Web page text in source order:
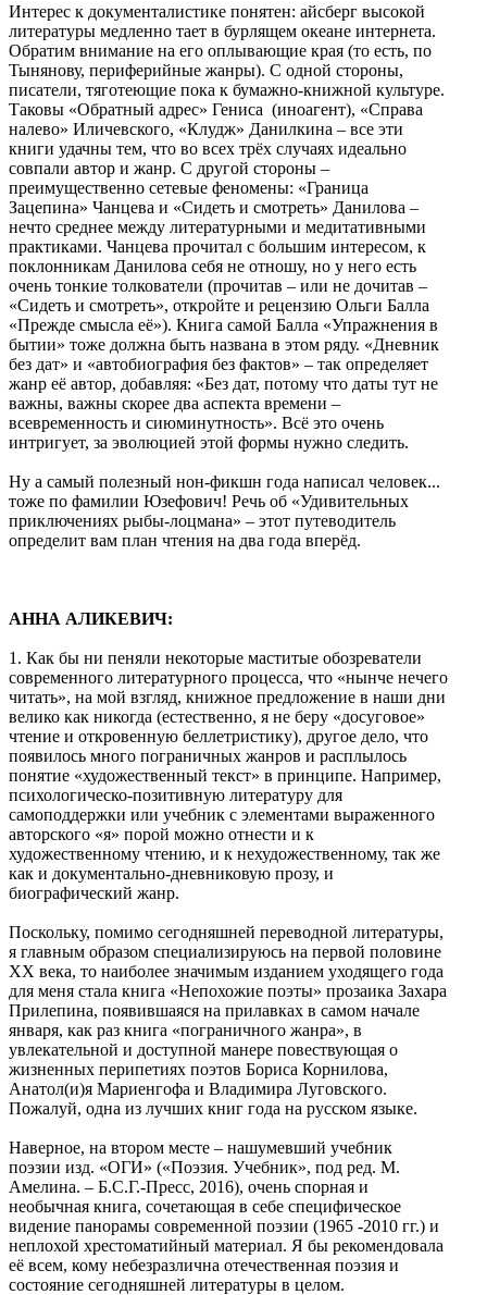
Интерес к документалистике понятен: айсберг высокой
литературы медленно тает в бурлящем океане интернета.
Обратим внимание на его оплывающие края (то есть, по
Тынянову, периферийные жанры). С одной стороны,
писатели, тяготеющие пока к бумажно-книжной культуре.
Таковы «Обратный адрес» Гениса (иноагент), «Справа
налево» Иличевского, «Клудж» Данилкина – все эти
книги удачны тем, что во всех трёх случаях идеально
совпали автор и жанр. С другой стороны –
преимущественно сетевые феномены: «Граница
Зацепина» Чанцева и «Сидеть и смотреть» Данилова –
нечто среднее между литературными и медитативными
практиками. Чанцева прочитал с большим интересом, к
поклонникам Данилова себя не отношу, но у него есть
очень тонкие толкователи (прочитав – или не дочитав –
«Сидеть и смотреть», откройте и рецензию Ольги Балла
«Прежде смысла её»). Книга самой Балла «Упражнения в
бытии» тоже должна быть названа в этом ряду. «Дневник
без дат» и «автобиография без фактов» – так определяет
жанр её автор, добавляя: «Без дат, потому что даты тут не
важны, важны скорее два аспекта времени –
всевременность и сиюминутность». Всё это очень
интригует, за эволюцией этой формы нужно следить.
Ну а самый полезный нон-фикшн года написал человек...
тоже по фамилии Юзефович! Речь об «Удивительных
приключениях рыбы-лоцмана» – этот путеводитель
определит вам план чтения на два года вперёд.
АННА АЛИКЕВИЧ:
1. Как бы ни пеняли некоторые маститые обозреватели
современного литературного процесса, что «нынче нечего
читать», на мой взгляд, книжное предложение в наши дни
велико как никогда (естественно, я не беру «досуговое»
чтение и откровенную беллетристику), другое дело, что
появилось много пограничных жанров и расплылось
понятие «художественный текст» в принципе. Например,
психологическо-позитивную литературу для
самоподдержки или учебник с элементами выраженного
авторского «я» порой можно отнести и к
художественному чтению, и к нехудожественному, так же
как и документально-дневниковую прозу, и
биографический жанр.
Поскольку, помимо сегодняшней переводной литературы,
я главным образом специализируюсь на первой половине
XX века, то наиболее значимым изданием уходящего года
для меня стала книга «Непохожие поэты» прозаика Захара
Прилепина, появившаяся на прилавках в самом начале
января, как раз книга «пограничного жанра», в
увлекательной и доступной манере повествующая о
жизненных перипетиях поэтов Бориса Корнилова,
Анатол(и)я Мариенгофа и Владимира Луговского.
Пожалуй, одна из лучших книг года на русском языке.
Наверное, на втором месте – нашумевший учебник
поэзии изд. «ОГИ» («Поэзия. Учебник», под ред. М.
Амелина. – Б.С.Г.-Пресс, 2016), очень спорная и
необычная книга, сочетающая в себе специфическое
видение панорамы современной поэзии (1965 -2010 гг.) и
неплохой хрестоматийный материал. Я бы рекомендовала
её всем, кому небезразлична отечественная поэзия и
состояние сегодняшней литературы в целом.